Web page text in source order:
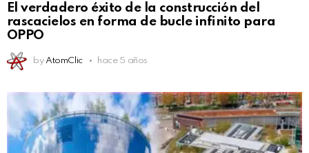
El verdadero éxito de la construcción del
rascacielos en forma de bucle infinito para
OPPO
by AtomClic hace 5 años